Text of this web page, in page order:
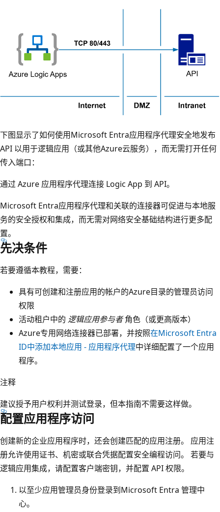
下图显示了如何使用Microsoft Entra应用程序代理安全地发布
API 以用于逻辑应用（或其他Azure云服务），而无需打开任何
传入端口：
通过 Azure 应用程序代理连接 Logic App 到 API。
Microsoft Entra应用程序代理和关联的连接器可促进与本地服
务的安全授权和集成，而无需对网络安全基础结构进行更多配
置。
先决条件
若要遵循本教程，需要：
具有可创建和注册应用的帐户的Azure目录的管理员访问
权限
活动租户中的 逻辑应用参与者角色（或更高版本）
Azure专用网络连接器已部署，并按照在Microsoft Entra
ID中添加本地应用 - 应用程序代理中详细配置了一个应用
程序。
注释
建议授予用户权利并测试登录，但本指南不需要这样做。
配置应用程序访问
创建新的企业应用程序时，还会创建匹配的应用注册。 应用注
册允许使用证书、机密或联合凭据配置安全编程访问。 若要与
逻辑应用集成，请配置客户端密钥，并配置 API 权限。
以至少应用管理员身份登录到Microsoft Entra 管理中
心。